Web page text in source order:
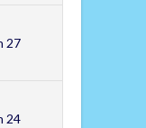
27
24